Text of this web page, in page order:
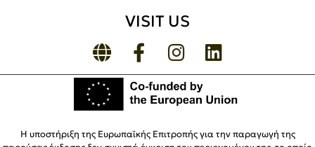
VISIT US
Η υποστήριξη της Ευρωπαϊκής Επιτροπής για την παραγωγή της